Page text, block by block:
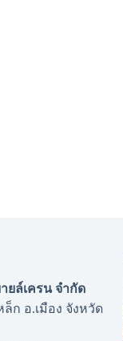
ยล์เครน จำกัด
ล็ก อ.เมือง จังหวัด